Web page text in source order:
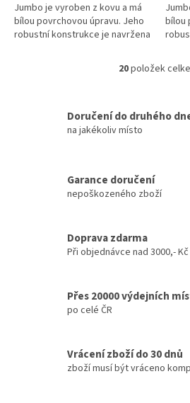
Jumbo je vyroben z kovu a má
bílou povrchovou úpravu. Jeho
robustní konstrukce je navržena
zabezpečovala ochranu proti...
bílou
O
á
r
v
i
s
20položek
Doručení do druhého
na jakékoliv místo
Garance doručení
nepoškozeného zboží
Doprava zdarma
Při objednávce nad 3000,- Kč
Přes 20000 výdejních
po celé ČR
Vrácení zboží do 30 dnů
zboží musí být vráceno